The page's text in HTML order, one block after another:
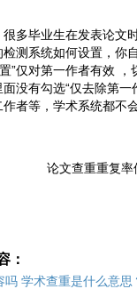
多毕业生在发表论文
测系统如何设置，你
”仅对第一作者有效
没有勾选“仅去除第
者等，学术系统都不
：
学术查重是什么意思